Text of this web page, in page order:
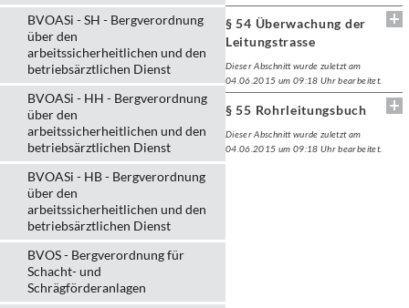
BVOASi - SH - Bergverordnung
über den
arbeitssicherheitlichen und den
betriebsärztlichen Dienst
BVOASi - HH - Bergverordnung
über den
arbeitssicherheitlichen und den
betriebsärztlichen Dienst
BVOASi - HB - Bergverordnung
über den
arbeitssicherheitlichen und den
betriebsärztlichen Dienst
BVOS - Bergverordnung für
Schacht- und
Schrägförderanlagen
§ 54 Überwachung der
Leitungstrasse
Dieser Abschnitt wurde zuletzt am
04.06.2015 um 09:18 Uhr bearbeitet.
§ 55 Rohrleitungsbuch
Dieser Abschnitt wurde zuletzt am
04.06.2015 um 09:18 Uhr bearbeitet.